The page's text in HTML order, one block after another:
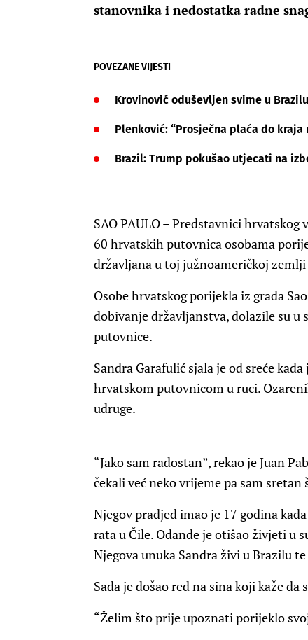
stanovnika i nedostatka radne
POVEZANE VIJESTI
Krovinović oduševljen svime u
Plenković: “Prosječna plaća do kraja
Brazil: Trump pokušao utjecati na
SAO PAULO – Predstavnici
60 hrvatskih putovnica osobama
državljana u toj južnoameričkoj
Osobe hrvatskog porijekla iz grada
dobivanje državljanstva, dolazile su u
putovnice.
Sandra Garafulić sjala je od sreće
hrvatskom putovnicom u ruci.
udruge.
“Jako sam radostan”, rekao je Juan
čekali već neko vrijeme pa sam sretan
Njegov pradjed imao je 17 godina
rata u Čile. Odande je otišao živjeti u
Njegova unuka Sandra živi u Brazilu
Sada je došao red na sina koji kaže
“Želim što prije upoznati porijeklo